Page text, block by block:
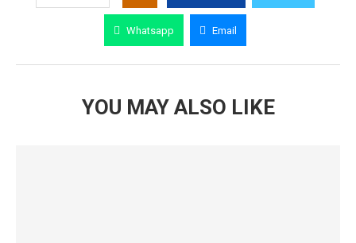
Whatsapp Email
YOU MAY ALSO LIKE